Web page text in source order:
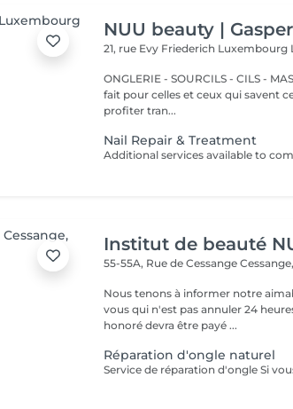
NUU beauty |
21, rue Evy Friederich Luxembourg
ONGLERIE - SOURCILS - CILS - MASSAGE
fait pour celles et ceux qui savent
profiter tran...
Nail Repair & Treatment
Institut de beauté
55-55A, Rue de Cessange
Nous tenons à informer notre
vous qui n'est pas annuler 24
honoré devra être payé ...
Réparation d'ongle naturel